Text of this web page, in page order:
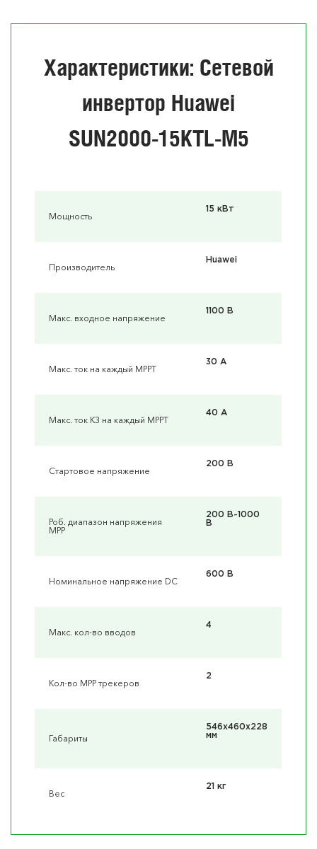
Характеристики: Сетевой
инвертор Huawei
SUN2000-15KTL-M5
Мощность
15 кВт
Производитель
Huawei
Макс. входное напряжение
1100 В
Макс. ток на каждый MPPT
30 А
Макс. ток КЗ на каждый MPPT
40 А
Стартовое напряжение
200 В
Роб. диапазон напряжения
MPP
200 В~1000
В
Номинальное напряжение DC
600 В
Макс. кол-во вводов
4
Кол-во MPP трекеров
2
Габариты
546x460x228
мм
Вес
21 кг